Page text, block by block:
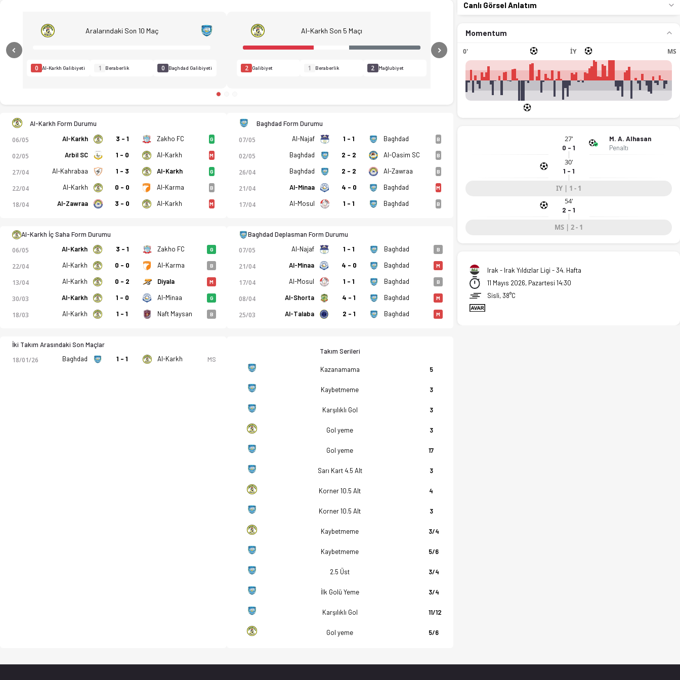
Al-Karkh SC - Amanat Baghdad SC 2-1 bitti. Gol anları, kadro, istatistikler, puan durumu ve iddaa oranları Ofsayt'ta. (11.05.2026)
Aralarındaki Son 10 Maç
0 Al-Karkh Galibiyeti 1 Beraberlik 0 Baghdad Galibiyeti
Al-Karkh Son 5 Maçı
2 Galibiyet 1 Beraberlik 2 Mağlubiyet
Previous Next
Al-Karkh Form Durumu
06/05 Al-Karkh 3 - 1 Zakho FC G
02/05 Arbil SC 1 - 0 Al-Karkh M
27/04 Al-Kahrabaa 1 - 3 Al-Karkh G
22/04 Al-Karkh 0 - 0 Al-Karma B
18/04 Al-Zawraa 3 - 0 Al-Karkh M
Baghdad Form Durumu
07/05 Al-Najaf 1 - 1 Baghdad B
02/05 Baghdad 2 - 2 Al-Qasim SC B
26/04 Baghdad 2 - 2 Al-Zawraa B
21/04 Al-Minaa 4 - 0 Baghdad M
17/04 Al-Mosul 1 - 1 Baghdad B
Al-Karkh İç Saha Form Durumu
06/05 Al-Karkh 3 - 1 Zakho FC G
22/04 Al-Karkh 0 - 0 Al-Karma B
13/04 Al-Karkh 0 - 2 Diyala M
30/03 Al-Karkh 1 - 0 Al-Minaa G
18/03 Al-Karkh 1 - 1 Naft Maysan B
Baghdad Deplasman Form Durumu
07/05 Al-Najaf 1 - 1 Baghdad B
21/04 Al-Minaa 4 - 0 Baghdad M
17/04 Al-Mosul 1 - 1 Baghdad B
08/04 Al-Shorta 4 - 1 Baghdad M
25/03 Al-Talaba 2 - 1 Baghdad M
İki Takım Arasındaki Son Maçlar
18/01/26 Baghdad 1 - 1 Al-Karkh MS
Takım Serileri
Kazanamama 5
Kaybetmeme 3
Karşılıklı Gol 3
Gol yeme 3
Gol yeme 17
Sarı Kart 4.5 Alt 3
Korner 10.5 Alt 4
Korner 10.5 Alt 3
Kaybetmeme 3/4
Kaybetmeme 5/6
2.5 Üst 3/4
İlk Golü Yeme 3/4
Karşılıklı Gol 11/12
Gol yeme 5/6
Canlı Görsel Anlatım
Momentum
0' İY MS
27'
0 - 1
M. A. Alhasan
Penaltı
30'
1 - 1
IY | 1 - 1
54'
2 - 1
MS | 2 - 1
Irak - Irak Yıldızlar Ligi - 34. Hafta
11 Mayıs 2026, Pazartesi 14:30
Sisli, 38°C